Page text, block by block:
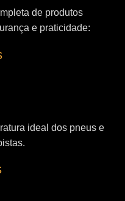
de produtos
e praticidade:
ideal dos pneus e